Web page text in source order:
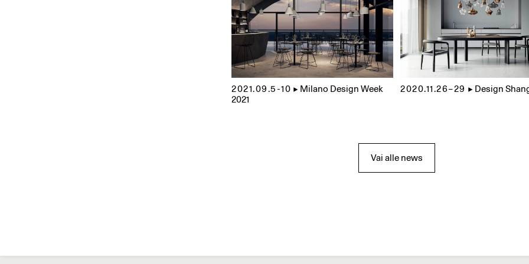
2021.09.5-10 ▲ Milano Design Week
2021
2020.11.26–29 ▲ Design
Vai alle news